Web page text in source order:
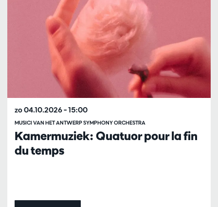
Kamermuziek: Quatuor pour la fin
du temps
MUSICI VAN HET ANTWERP SYMPHONY ORCHESTRA
zo 04.10.2026– 15:00